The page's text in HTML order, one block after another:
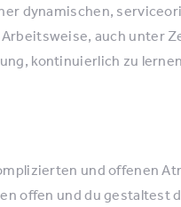
dynamischen,
auch unter
kontinuierlich zu
und offenen
offen und du gestaltest